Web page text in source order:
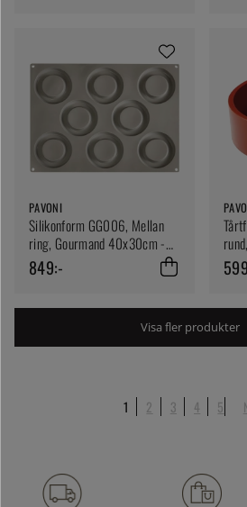
PAVONI
Silikonform GG006, Mellan
ring, Gourmand 40x30cm -
Pavoni
849:-
Visa fler produkter
1 2 3 4 5